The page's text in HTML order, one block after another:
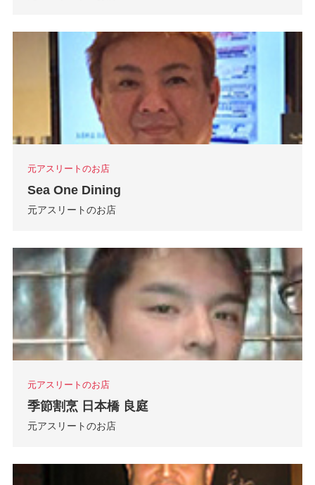
元アスリートのお店
Sea One Dining
元アスリートのお店
元アスリートのお店
季節割烹 日本橋 良庭
元アスリートのお店